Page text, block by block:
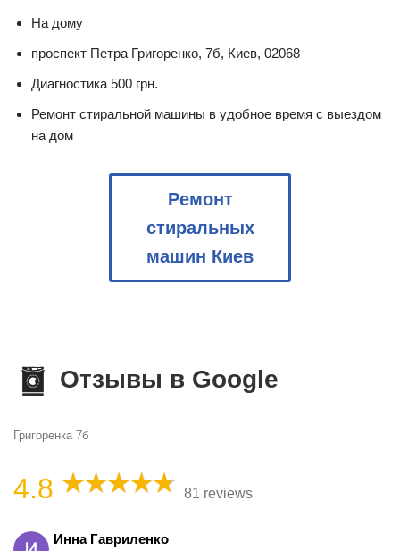
На дому
проспект Петра Григоренко, 7б, Киев, 02068
Диагностика 500 грн.
Ремонт стиральной машины в удобное время с выездом
на дом
Ремонт
стиральных
машин Киев
Отзывы в Google
Григоренка 7б
4.8 81 reviews
Инна Гавриленко